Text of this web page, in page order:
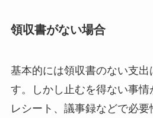
領収書がない場合
基本的には領収書のない支
す。しかし止むを得ない事
レシート、議事録などで必